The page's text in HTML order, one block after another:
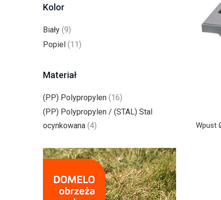
Wpust
Kolor
Biały (9)
Popiel (11)
Materiał
(PP) Polypropylen (16)
(PP) Polypropylen / (STAL) Stal
ocynkowana (4)